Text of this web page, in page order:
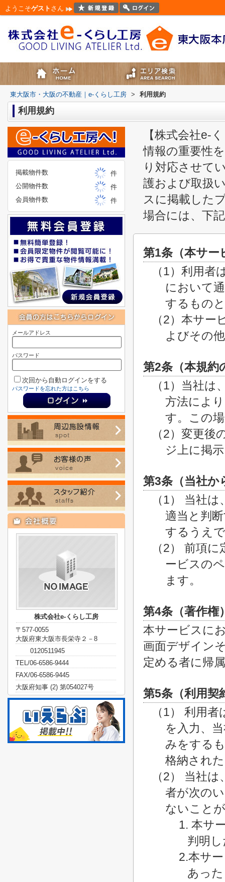
ようこそゲスト さん
東大阪市・大阪の不動産｜e-くらし工房 > 利用規約
利用規約
【株式会社e-
情報の重要性
り対応させて
護および取扱
スに掲載した
場合には、下
第1条（本サー
（1）利用
において
するもの
（2）本サ
よびその
第2条（本規約
（1）当社
方法によ
す。この
（2）変更
ジ上に掲
第3条（当社か
（1） 当社
適当と判
するうえ
（2） 前項
ービスの
ます。
第4条（著作権
本サービスに
画面デザイン
定める者に帰
第5条（利用契
（1） 利用
を入力、
みをする
格納され
（2） 当社
者が次の
ないこと
1. 本サ
判明
2.本サ
あっ
掲載物件数
件
公開物件数
件
会員物件数
件
メールアドレス
パスワード
次回から自動ログインをする
パスワードを忘れた方はこちら
株式会社e-くらし工房
〒577-0055
大阪府東大阪市長栄寺２－8
0120511945
TEL/06-6586-9444
FAX/06-6586-9445
大阪府知事 (2) 第054027号